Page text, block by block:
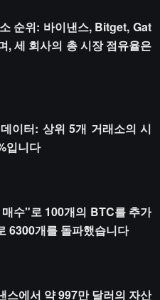
순위: 바이낸스, Bitget, Gat
, 세 회사의 총 시장 점유율은
이터: 상위 5개 거래소의 시
입니다
수"로 100개의 BTC를 추가
6300개를 돌파했습니다
스에서 약 997만 달러의 자산